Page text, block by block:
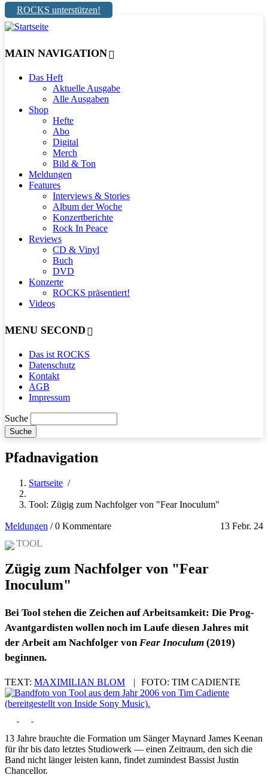
ROCKS unterstützen!
MAIN NAVIGATION
Das Heft
Aktuelle Ausgabe
Alle Ausgaben
Shop
Hefte
Abo
Digital
Merch
Bild & Ton
Meldungen
Features
Interviews & Stories
Album der Woche
Konzertberichte
Rock In Peace
Reviews
CD & Vinyl
Buch
DVD
Konzerte
ROCKS präsentiert!
Videos
MENU SECOND
Das ist ROCKS
Datenschutz
Kontakt
AGB
Impressum
Suche
Pfadnavigation
Startseite /
Tool: Zügig zum Nachfolger von "Fear Inoculum"
Meldungen 13 Febr. 24
/0 Kommentare
TOOL
Zügig zum Nachfolger von "Fear
Inoculum"
Bei Tool stehen die Zeichen auf Arbeitsamkeit: Die Prog-
Avantgardisten wollen noch im Laufe diesen Jahres mit
der Arbeit am Nachfolger vonFear Inoculum (2019)
beginnen.
TEXT: MAXIMILIAN BLOM | FOTO: TIM CADIENTE
13 Jahre brauchte die Formation um Sänger Maynard James Keenan
für ihr bis dato letztes Studiowerk — einen Zeitraum, den sich die
Band nicht länger leisten kann, findet zumindest Bassist Justin
Chancellor.